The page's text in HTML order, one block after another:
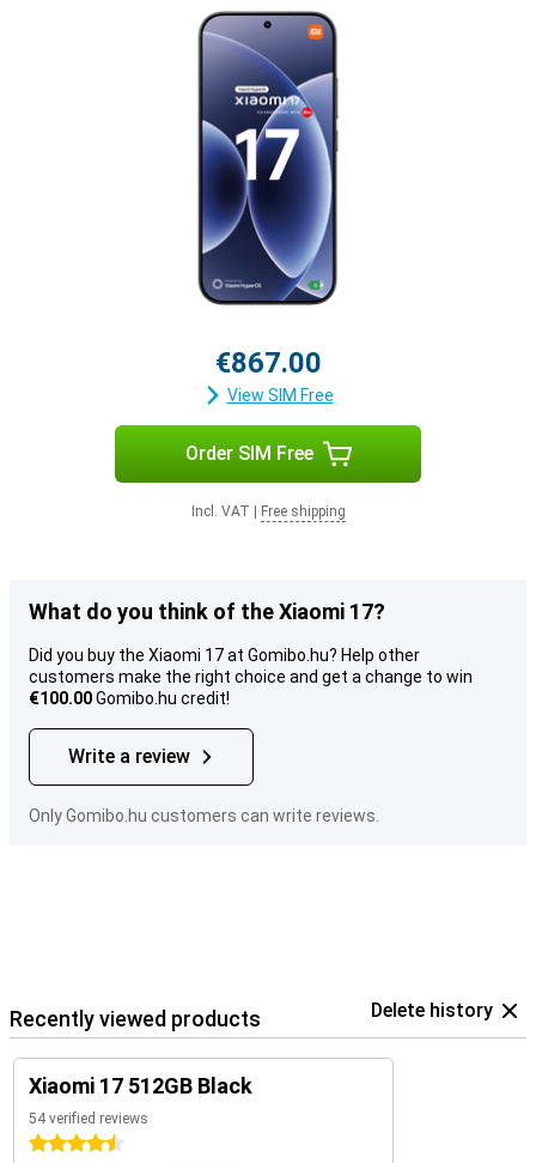
€867.00
View SIM Free
Order SIM Free
Incl. VAT Free shipping
What do you think of the Xiaomi 17?
Did you buy the Xiaomi 17 at Gomibo.hu? Help other
customers make the right choice and get a change to win
€100.00Gomibo.hu credit!
Write a review
Only Gomibo.hu customers can write reviews.
Recently viewed products Delete history
Xiaomi 17 512GB Black
54 verified reviews
4.5 stars